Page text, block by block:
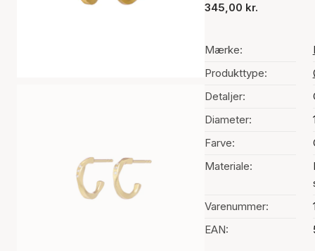
345,00 kr.
Mærke:
Produkttype:
Detaljer:
Diameter:
Farve:
Materiale:
Varenummer:
EAN: